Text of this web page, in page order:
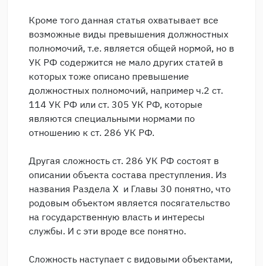
Кроме того данная статья охватывает все
возможные виды превышения должностных
полномочий, т.е. является общей нормой, но в
УК РФ содержится не мало других статей в
которых тоже описано превышение
должностных полномочий, например ч.2 ст.
114 УК РФ или ст. 305 УК РФ, которые
являются специальными нормами по
отношению к ст. 286 УК РФ.
Другая сложность ст. 286 УК РФ состоят в
описании объекта состава преступления. Из
названия Раздела Х и Главы 30 понятно, что
родовым объектом является посягательство
на государственную власть и интересы
службы. И с эти вроде все понятно.
Сложность наступает с видовыми объектами,